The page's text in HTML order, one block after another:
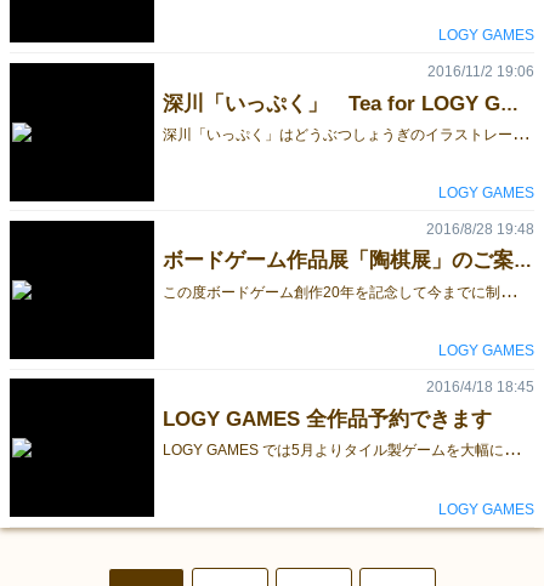
LOGY GAMES
深川「いっぷく」 Tea for LOGY GAMES
深
川「いっぷく」はどうぶつしょうぎのイラストレーター藤田麻衣子さんが2016年7月から運営を始めたどうぶつしょうぎカフェです。 6年前にドイツESSENでのゲームショーに共同出展したのをご縁に、この9月にはLOGY GAMES の作品展を開催いたしました。 諸々のご縁を機会に深川「いっぷく」とLOGY GAMES がタイアップしてアブストラクトゲームに関するゲーム会を定期的に開催していくことになりました。 一つはカフェの営業時間中に気軽にLOGY GAMES のゲームを遊んでもらう「Tea for LOGY GAMES」と、もう一つは閉店後に開催する創作ゲームを持ち寄り、実際にプレーしてより良いゲームを作る実験室「アブストラクトゲームLabo」です。 奇数月の最終土曜日ごろに開催予定です。記念する初回はこの11月は26日（土曜日）の開催です。 ●Tea for LOGY GAMES 午後3時～6時 11月はゲームマーケット秋に新発売予定のGoRoGoを試遊します。そのほか事前にリクエストいただければ用意いたします。 試遊後の購入ももちろん可能です。カフェ営業中ですので貸し切りではありません。予約しなくてもお気軽にご参加いただけます。 ゲームのリクエストや参加申し込みはフェイスブックのイベントページから申し込めます。 11月26日Tea for LOGY GAMES " GoRoGo"
2016/11/2 19:06
LOGY GAMES
ボードゲーム作品展「陶棋展」のご案内
こ
の度ボードゲーム創作20年を記念して今までに制作してきたクラフト作品としての創作ボードゲームの展覧会を開催することとなりました。 どの作品もタイル・陶磁器で作られた手作りのボードゲームです。展示されている全てのゲームは実際にプレーして遊ぶこともできます。普及版のゲーム販売もいたします。観て触ってプレーしてご購入いただけます。 また17日（土曜日）にはYONMOQUEゲームトーナメント、最終日の25日（日曜日）にはACTOP（古代建築賢者の塔）早建てイベントを行う予定です。どなたでもお気軽に参加いただけます。 9月16日～同25日 会場：どうぶつしょうぎcafé「いっぷく」 「陶棋展 〜タイル・陶磁器で作るボードゲームの世界〜」（山本光夫個展） 「いっぷく」は今年7月にリニューアルオープンした「どうぶつしょうぎ」のイラストレーター藤田麻衣子さんが運営する、東京深川に有るボードゲームcaféです。 http://www.fukagawa-ippuku.com/ 作品展チラシをご希望の方はご連絡ください。郵送いたします。
2016/8/28 19:48
LOGY GAMES
LOGY GAMES 全作品予約できます
L
OGY GAMES では5月よりタイル製ゲームを大幅に価格改定することになりました。今ご予約いただければ全商品対象に現在の価格でゲームマーケットでお渡しいたします。もちろん消費税サービス+ボードゲーム1個付です。どのゲームもほぼ受注製作のため確実な入手には早めにご予約ください。 http://www.logygames.com/ LOGY GAMES 山本
2016/4/18 18:45
LOGY GAMES